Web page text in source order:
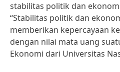
stabilitas politik dan
“Stabilitas politik dan
memberikan kepercayaan
dengan nilai mata uang
Ekonomi dari Universitas